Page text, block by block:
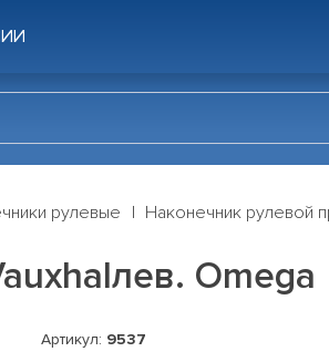
рулевые Наконечник рулевой
Omega
Артикул: 9537